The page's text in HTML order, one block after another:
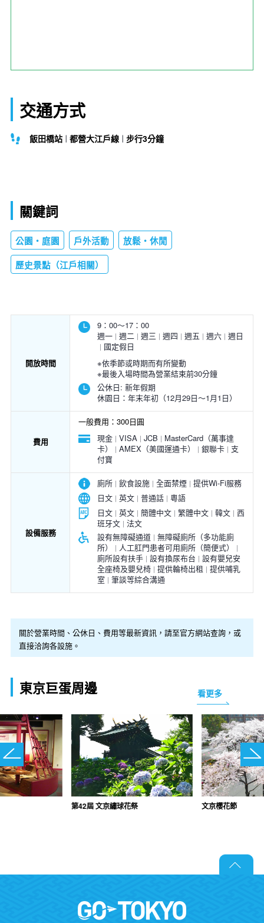
交通方式
飯田橋站 都營大江戶線 步行3分鐘
關鍵詞
公園・庭園 戶外活動 放鬆・休閒
歷史景點（江戶相關）
開放時間
9：00～17：00
週一 週二 週三 週四 週五 週六 週日
國定假日
※依季節或時期而有所變動
※最後入場時間為營業結束前30分鐘
公休日: 新年假期
休園日：年末年初（12月29日～1月1日）
費用
一般費用：300日圓
現金 VISA JCB
MasterCard（萬事達
卡）
AMEX（美國運通卡） 銀聯卡
支
付寶
設備服務
廁所 飲食設施 全面禁煙 提供Wi-Fi服務
日文 英文 普通話 粵語
日文 英文 簡體中文 繁體中文 韓文 西
班牙文 法文
設有無障礙通道 無障礙廁所（多功能廁
所）
人工肛門患者可用廁所（簡便式）
廁所設有扶手 設有換尿布台
設有嬰兒安
全座椅及嬰兒椅 提供輪椅出租
提供哺乳
室
筆談等綜合溝通
關於營業時間、公休日、費用等最新資訊，請至官方網站查詢，或
直接洽詢各設施。
東京巨蛋周邊 看更多
第42屆 文京繡球花祭 文京櫻花節